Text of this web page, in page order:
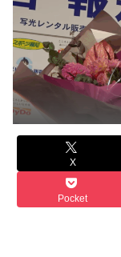
X
Pocket